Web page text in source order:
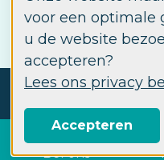
voor een optimale
u de website
accepteren?
Lees ons privacy
Accepteren
© 2026 Azora
Bel ons